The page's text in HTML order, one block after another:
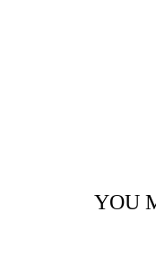
YOU